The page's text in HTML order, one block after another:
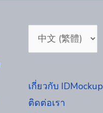
Choose
เกี่ยวกับ IDMockup
ติดต่อเรา